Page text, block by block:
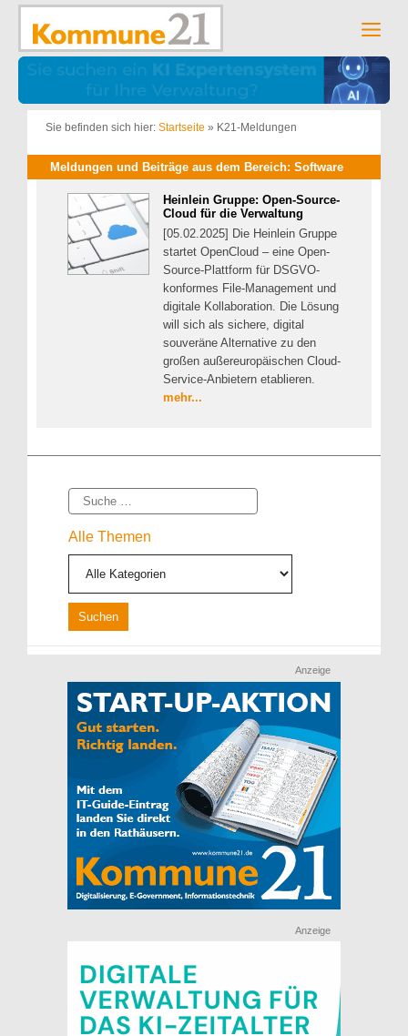
Zum
springen
Sie befinden sich hier: Startseite » K21-Meldungen
Meldungen und Beiträge aus dem Bereich: Software
Heinlein Gruppe: Open-Source-
Cloud für die Verwaltung
[05.02.2025] Die Heinlein Gruppe
startet OpenCloud – eine Open-
Source-Plattform für DSGVO-
konformes File-Management und
digitale Kollaboration. Die Lösung
will sich als sichere, digital
souveräne Alternative zu den
großen außereuropäischen Cloud-
Service-Anbietern etablieren.
mehr...
Suche
Alle Themen
Anzeige
Anzeige